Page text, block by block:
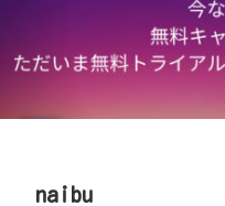
naibu